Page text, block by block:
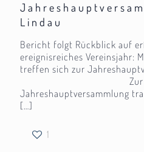
Lindau
Bericht folgt Rückblick auf
ereignisreiches Vereinsjahr:
treffen sich zur
Zur jährlich
Jahreshauptversammlung
[…]
1